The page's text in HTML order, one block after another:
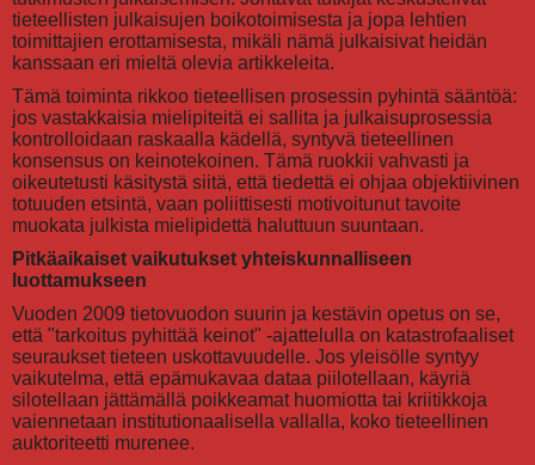
tieteellisten julkaisujen boikotoimisesta ja jopa lehtien
toimittajien erottamisesta, mikäli nämä julkaisivat heidän
kanssaan eri mieltä olevia artikkeleita.
Tämä toiminta rikkoo tieteellisen prosessin pyhintä sääntöä:
jos vastakkaisia mielipiteitä ei sallita ja julkaisuprosessia
kontrolloidaan raskaalla kädellä, syntyvä tieteellinen
konsensus on keinotekoinen. Tämä ruokkii vahvasti ja
oikeutetusti käsitystä siitä, että tiedettä ei ohjaa objektiivinen
totuuden etsintä, vaan poliittisesti motivoitunut tavoite
muokata julkista mielipidettä haluttuun suuntaan.
Pitkäaikaiset vaikutukset yhteiskunnalliseen
luottamukseen
Vuoden 2009 tietovuodon suurin ja kestävin opetus on se,
että "tarkoitus pyhittää keinot" -ajattelulla on katastrofaaliset
seuraukset tieteen uskottavuudelle. Jos yleisölle syntyy
vaikutelma, että epämukavaa dataa piilotellaan, käyriä
silotellaan jättämällä poikkeamat huomiotta tai kriitikkoja
vaiennetaan institutionaalisella vallalla, koko tieteellinen
auktoriteetti murenee.